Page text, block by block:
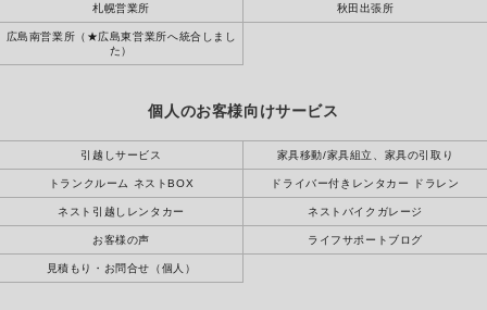
札幌営業所 秋田出張所
広島南営業所（★広島東営業所へ統合しまし
た）
個人のお客様向けサービス
引越しサービス 家具移動/家具組立、家具の引取り
トランクルーム ネストBOX ドライバー付きレンタカー ドラレン
ネスト引越しレンタカー ネストバイクガレージ
お客様の声 ライフサポートブログ
見積もり・お問合せ（個人）